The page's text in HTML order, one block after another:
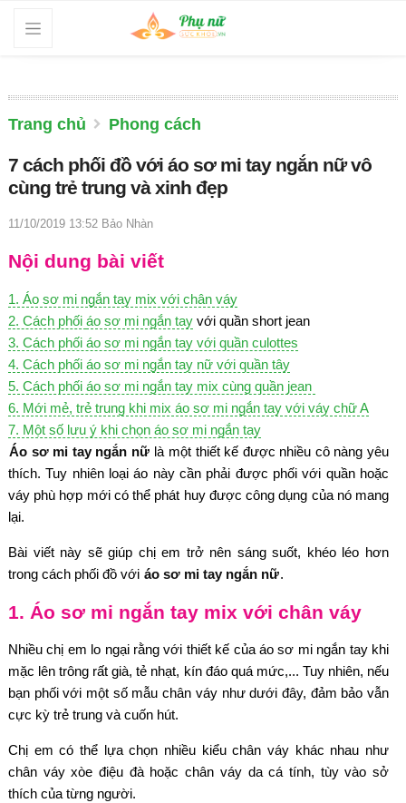
Trang chủ Phong cách
7 cách phối đồ với áo sơ mi tay ngắn nữ vô
cùng trẻ trung và xinh đẹp
11/10/2019 13:52 Bảo Nhàn
Nội dung bài viết
1. Áo sơ mi ngắn tay mix với chân váy
2. Cách phối áo sơ mi ngắn tay với quần short jean
3. Cách phối áo sơ mi ngắn tay với quần culottes
4. Cách phối áo sơ mi ngắn tay nữ với quần tây
5. Cách phối áo sơ mi ngắn tay mix cùng quần jean
6. Mới mẻ, trẻ trung khi mix áo sơ mi ngắn tay với váy chữ A
7. Một số lưu ý khi chọn áo sơ mi ngắn tay
Áo sơ mi tay ngắn nữ là một thiết kế được nhiều cô nàng yêu
thích. Tuy nhiên loại áo này cần phải được phối với quần hoặc
váy phù hợp mới có thể phát huy được công dụng của nó mang
lại.
Bài viết này sẽ giúp chị em trở nên sáng suốt, khéo léo hơn
trong cách phối đồ với áo sơ mi tay ngắn nữ.
1. Áo sơ mi ngắn tay mix với chân váy
Nhiều chị em lo ngại rằng với thiết kế của áo sơ mi ngắn tay khi
mặc lên trông rất già, tẻ nhạt, kín đáo quá mức,... Tuy nhiên, nếu
bạn phối với một số mẫu chân váy như dưới đây, đảm bảo vẫn
cực kỳ trẻ trung và cuốn hút.
Chị em có thể lựa chọn nhiều kiểu chân váy khác nhau như
chân váy xòe điệu đà hoặc chân váy da cá tính, tùy vào sở
thích của từng người.